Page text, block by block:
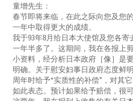
童增先生：
春节即将来临，在此之际向您及您
一年中取得更大的成绩。
我于93年8月给日本大使馆及您各
一年半多了。这期间，我在各报上
小资料，经分析日本政府［像］是
明确。关于慰安妇事日政府态度鲜
周年时给予“实质性的补偿”，对其
如此表态。预计如果给予赔偿，很